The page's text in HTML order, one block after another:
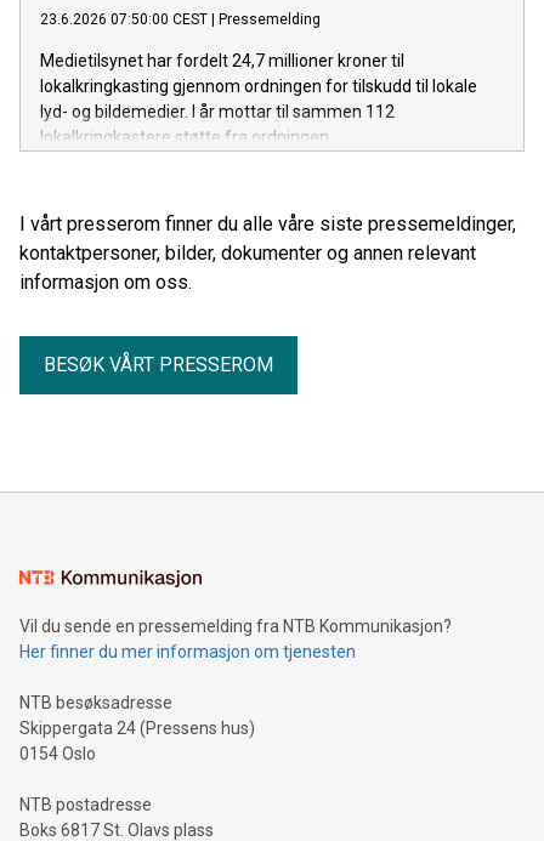
23.6.2026 07:50:00 CEST | Pressemelding
Medietilsynet har fordelt 24,7 millioner kroner til
lokalkringkasting gjennom ordningen for tilskudd til lokale
lyd- og bildemedier. I år mottar til sammen 112
lokalkringkastere støtte fra ordningen.
I vårt presserom finner du alle våre siste pressemeldinger,
kontaktpersoner, bilder, dokumenter og annen relevant
informasjon om oss.
BESØK VÅRT PRESSEROM
Vil du sende en pressemelding fra NTB Kommunikasjon?
Her finner du mer informasjon om tjenesten
NTB besøksadresse
Skippergata 24 (Pressens hus)
0154 Oslo
NTB postadresse
Boks 6817 St. Olavs plass